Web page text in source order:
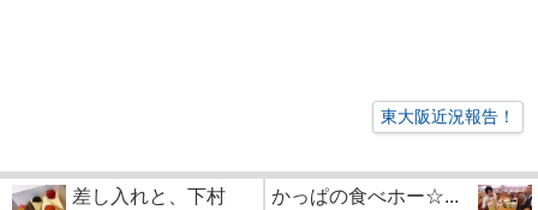
東大阪近況報告！
差し入れと、下村
かっぱの食べホー☆...